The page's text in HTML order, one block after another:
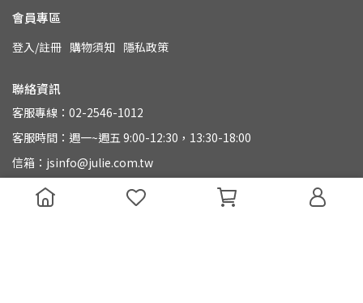
會員專區
登入/註冊 購物須知 隱私政策
聯絡資訊
客服專線：02-2546-1012
客服時間：週一~週五 9:00-12:30，13:30-18:00
信箱：jsinfo@julie.com.tw